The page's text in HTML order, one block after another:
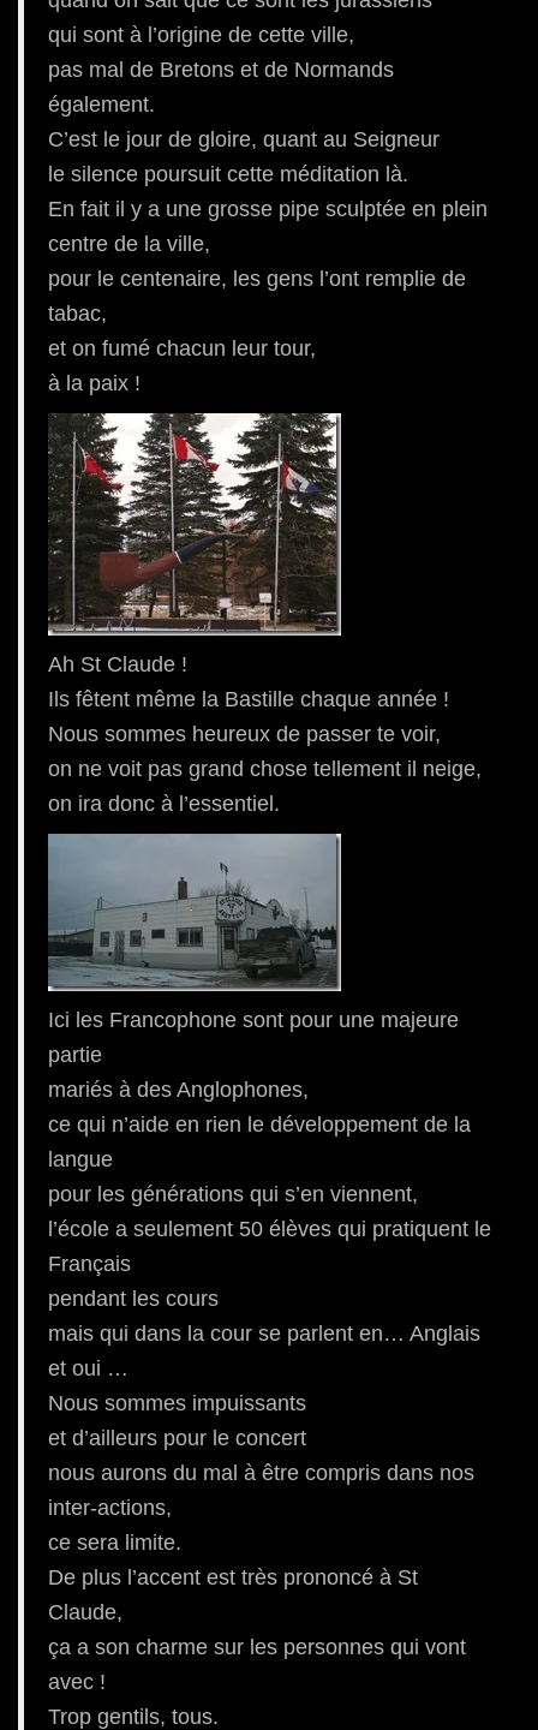
qui sont à l’origine de cette ville,
pas mal de Bretons et de Normands
également.
C’est le jour de gloire, quant au Seigneur
le silence poursuit cette méditation là.
En fait il y a une grosse pipe sculptée en plein
centre de la ville,
pour le centenaire, les gens l’ont remplie de
tabac,
et on fumé chacun leur tour,
à la paix !
Ah St Claude !
Ils fêtent même la Bastille chaque année !
Nous sommes heureux de passer te voir,
on ne voit pas grand chose tellement il neige,
on ira donc à l’essentiel.
Ici les Francophone sont pour une majeure
partie
mariés à des Anglophones,
ce qui n’aide en rien le développement de la
langue
pour les générations qui s’en viennent,
l’école a seulement 50 élèves qui pratiquent le
Français
pendant les cours
mais qui dans la cour se parlent en… Anglais
et oui …
Nous sommes impuissants
et d’ailleurs pour le concert
nous aurons du mal à être compris dans nos
inter-actions,
ce sera limite.
De plus l’accent est très prononcé à St
Claude,
ça a son charme sur les personnes qui vont
avec !
Trop gentils, tous.